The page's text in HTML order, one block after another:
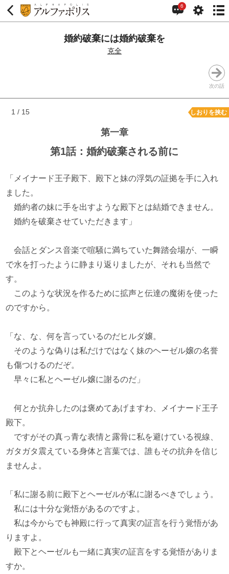
6
婚約破棄には婚約破棄を
克全
次の話
1 / 15 しおりを挟む
第一章
第1話：婚約破棄される前に
「メイナード王子殿下、殿下と妹の浮気の証拠を手に入れ
ました。
婚約者の妹に手を出すような殿下とは結婚できません。
婚約を破棄させていただきます」
会話とダンス音楽で喧騒に満ちていた舞踏会場が、一瞬
で水を打ったように静まり返りましたが、それも当然で
す。
このような状況を作るために拡声と伝達の魔術を使った
のですから。
「な、な、何を言っているのだヒルダ嬢。
そのような偽りは私だけではなく妹のヘーゼル嬢の名誉
も傷つけるのだぞ。
早々に私とヘーゼル嬢に謝るのだ」
何とか抗弁したのは褒めてあげますわ、メイナード王子
殿下。
ですがその真っ青な表情と露骨に私を避けている視線、
ガタガタ震えている身体と言葉では、誰もその抗弁を信じ
ませんよ。
「私に謝る前に殿下とヘーゼルが私に謝るべきでしょう。
私には十分な覚悟があるのですよ。
私は今からでも神殿に行って真実の証言を行う覚悟があ
りますよ。
殿下とヘーゼルも一緒に真実の証言をする覚悟がありま
すか。